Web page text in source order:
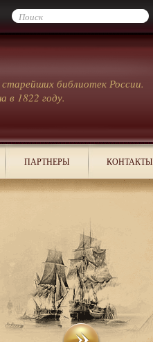
библиотек России.
в 1822 году.
ПАРТНЕРЫ КОНТАКТЫ